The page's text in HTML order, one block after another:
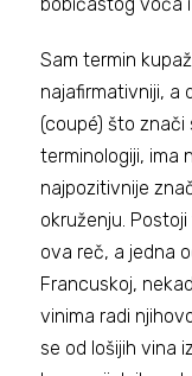
Sam termin
najafirmativniji, a
(coupé) što znači
terminologiji, ima
najpozitivnije
okruženju.
ova reč, a jedna
Francuskoj,
vinima radi
se od lošijih vina